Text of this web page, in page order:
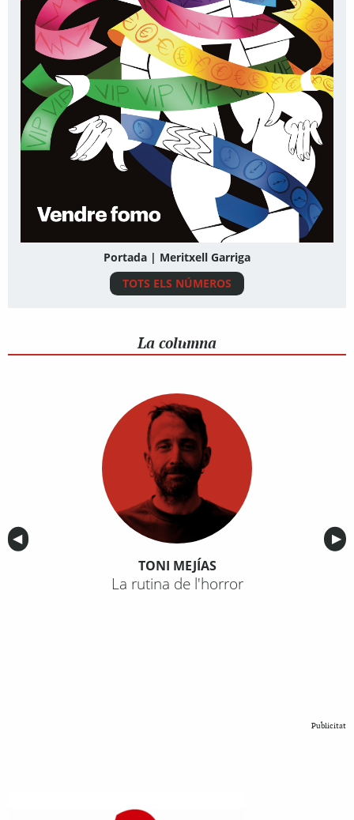
Portada | Meritxell Garriga
TOTS ELS NÚMEROS
La columna
Anterior
◀︎ ▶︎
TONI MEJÍAS
La rutina de l'horror
Publicitat